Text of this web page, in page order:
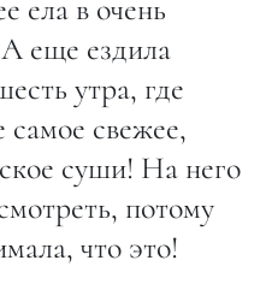
ела в очень
еще ездила
утра, где
свежее,
суши! На него
потому
что это!